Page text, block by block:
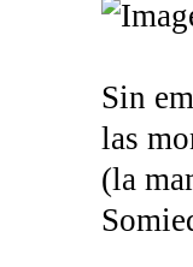
Sin
las
(la